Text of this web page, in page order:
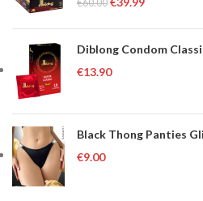
€60.00
Diblong Condom
€13.90
Black Thong Panties
€9.00